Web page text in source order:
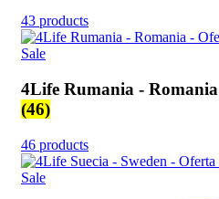
43 products
4Life Rumania - Romania
(46)
46 products